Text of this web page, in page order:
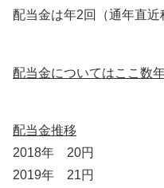
配当金は年2回（通年直近
配当金についてはここ数
配当金推移
2018年 20円
2019年 21円